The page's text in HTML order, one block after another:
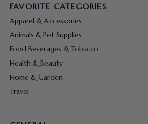
FAVORITE CATEGORIES
Apparel & Accessories
Animals & Pet Supplies
Food Beverages & Tobacco
Health & Beauty
Home & Garden
Travel